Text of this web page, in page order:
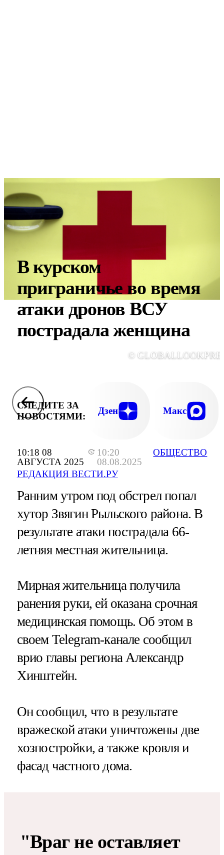
10:18 08
АВГУСТА 2025
10:20
08.08.2025
РЕДАКЦИЯ ВЕСТИ.РУ
ОБЩЕСТВО
В курском
приграничье во время
атаки дронов ВСУ
пострадала женщина
©
СЛЕДИТЕ ЗА
НОВОСТЯМИ:
Дзен Макс
Ранним утром под обстрел попал
хутор Звягин Рыльского района. В
результате атаки пострадала 66-
летняя местная жительница.
Мирная жительница получила
ранения руки, ей оказана срочная
медицинская помощь. Об этом в
своем Telegram-канале сообщил
врио главы региона Александр
Хинштейн.
Он сообщил, что в результате
вражеской атаки уничтожены две
хозпостройки, а также кровля и
фасад частного дома.
"Враг не оставляет